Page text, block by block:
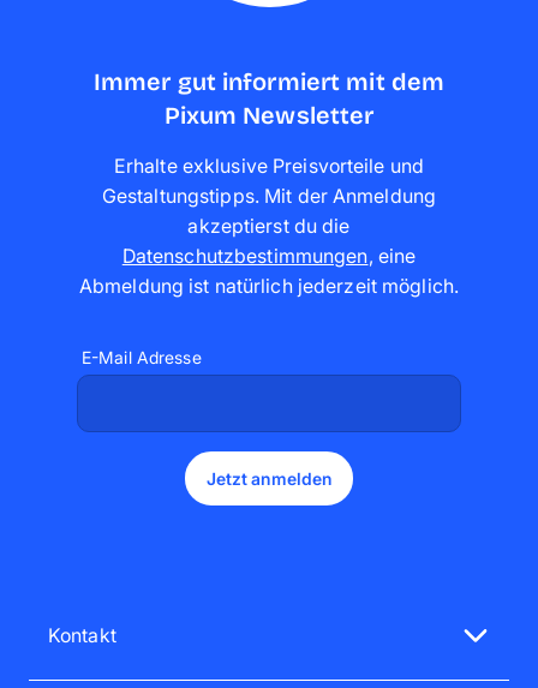
Immer gut informiert mit dem
Pixum Newsletter
Erhalte exklusive Preisvorteile und
Gestaltungstipps. Mit der Anmeldung
akzeptierst du die
Datenschutzbestimmungen, eine
Abmeldung ist natürlich jederzeit möglich.
E-Mail Adresse
Jetzt anmelden
Kontakt
Unsere Service-Mitarbeiter sind gerne für dich da